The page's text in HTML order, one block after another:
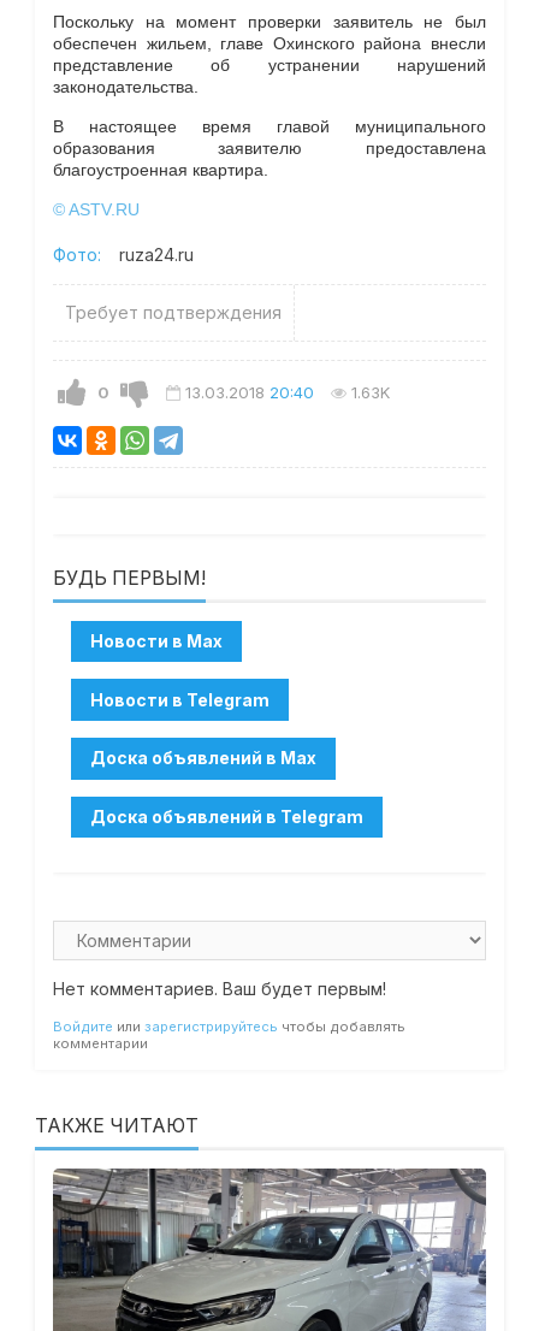
Поскольку на момент проверки заявитель не был
обеспечен жильем, главе Охинского района внесли
представление об устранении нарушений
законодательства.
В настоящее время главой муниципального
образования заявителю предоставлена
благоустроенная квартира.
© ASTV.RU
Фото: ruza24.ru
Требует подтверждения
0 13.03.2018 20:40 1.63K
БУДЬ ПЕРВЫМ!
Нет комментариев. Ваш будет первым!
Войдите или зарегистрируйтесь чтобы добавлять
комментарии
ТАКЖЕ ЧИТАЮТ